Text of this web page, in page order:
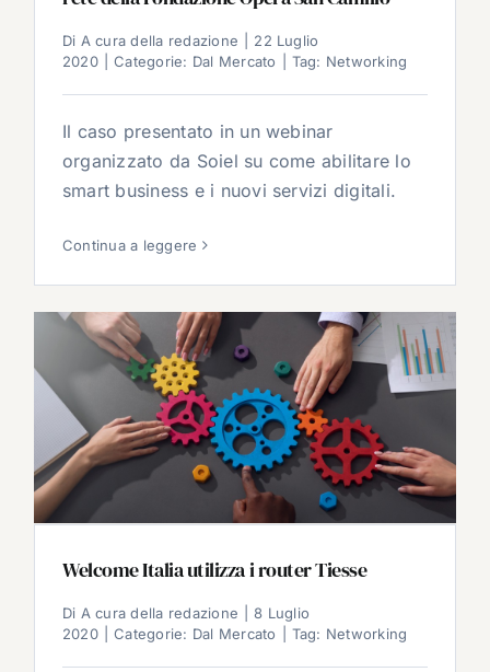
Di A cura della redazione
22 Luglio
2020
Categorie: Dal Mercato Tag: Networking
Il caso presentato in un webinar
organizzato da Soiel su come abilitare lo
smart business e i nuovi servizi digitali.
Continua a leggere
Welcome Italia utilizza i router Tiesse
Di A cura della redazione
8 Luglio
2020
Categorie: Dal Mercato Tag: Networking